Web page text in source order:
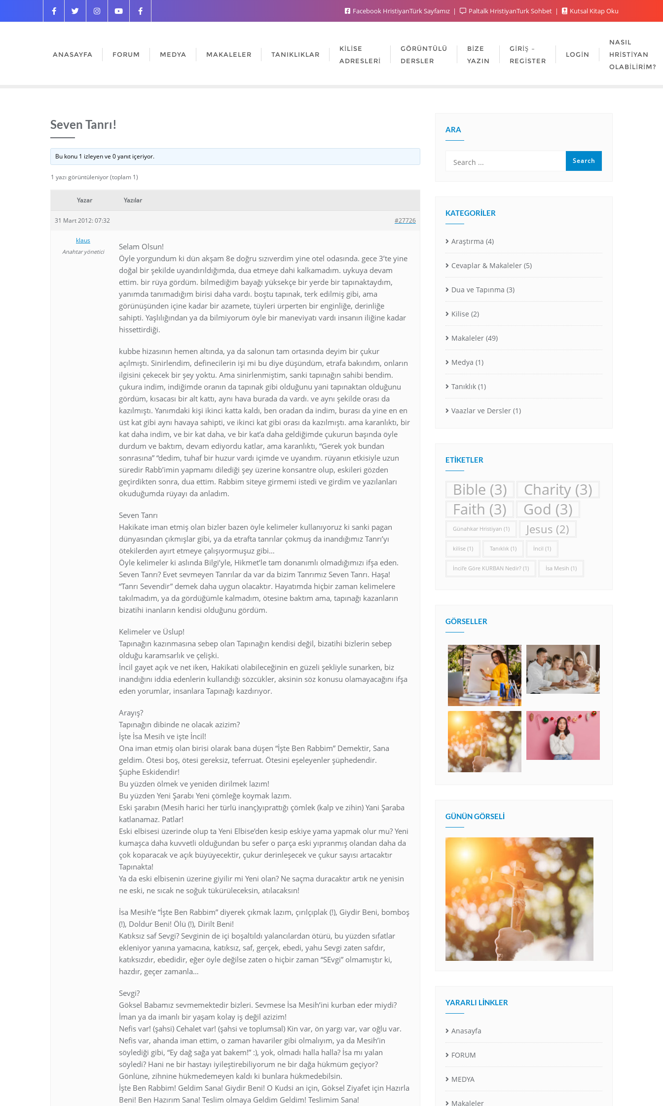
Facebook HristiyanTürk Sayfamız Paltalk HristiyanTurk Sohbet Kutsal Kitap Oku
ANASAYFA FORUM MEDYA MAKALELER TANIKLIKLAR
KILISE
ADRESLERI
GÖRÜNTÜLÜ
DERSLER
BIZE
YAZIN
GIRIŞ –
REGISTER
LOGIN
NASIL
HRISTIYAN
OLABILIRIM?
Seven Tanrı!
Bu konu 1 izleyen ve 0 yanıt içeriyor.
1 yazı görüntüleniyor (toplam 1)
Yazar Yazılar
31 Mart 2012: 07:32 #27726
klaus
Anahtar yönetici
Selam Olsun!
Öyle yorgundum ki dün akşam 8e doğru sızıverdim yine otel odasında. gece 3’te yine
doğal bir şekilde uyandırıldığımda, dua etmeye dahi kalkamadım. uykuya devam
ettim. bir rüya gördüm. bilmediğim bayağı yüksekçe bir yerde bir tapınaktaydım,
yanımda tanımadığım birisi daha vardı. boştu tapınak, terk edilmiş gibi, ama
görünüşünden içine kadar bir azamete, tüyleri ürperten bir enginliğe, derinliğe
sahipti. Yaşlılığından ya da bilmiyorum öyle bir maneviyatı vardı insanın iliğine kadar
hissettirdiği.
kubbe hizasının hemen altında, ya da salonun tam ortasında deyim bir çukur
açılmıştı. Sinirlendim, definecilerin işi mi bu diye düşündüm, etrafa bakındım, onların
ilgisini çekecek bir şey yoktu. Ama sinirlenmiştim, sanki tapınağın sahibi bendim.
çukura indim, indiğimde oranın da tapınak gibi olduğunu yani tapınaktan olduğunu
gördüm, kısacası bir alt kattı, aynı hava burada da vardı. ve aynı şekilde orası da
kazılmıştı. Yanımdaki kişi ikinci katta kaldı, ben oradan da indim, burası da yine en en
üst kat gibi aynı havaya sahipti, ve ikinci kat gibi orası da kazılmıştı. ama karanlıktı, bir
kat daha indim, ve bir kat daha, ve bir kat’a daha geldiğimde çukurun başında öyle
durdum ve baktım, devam ediyordu katlar, ama karanlıktı, “Gerek yok bundan
sonrasına” “dedim, tuhaf bir huzur vardı içimde ve uyandım. rüyanın etkisiyle uzun
süredir Rabb’imin yapmamı dilediği şey üzerine konsantre olup, eskileri gözden
geçirdikten sonra, dua ettim. Rabbim siteye girmemi istedi ve girdim ve yazılanları
okuduğumda rüyayı da anladım.
Seven Tanrı
Hakikate iman etmiş olan bizler bazen öyle kelimeler kullanıyoruz ki sanki pagan
dünyasından çıkmışlar gibi, ya da etrafta tanrılar çokmuş da inandığımız Tanrı’yı
ötekilerden ayırt etmeye çalışıyormuşuz gibi…
Öyle kelimeler ki aslında Bilgi’yle, Hikmet’le tam donanımlı olmadığımızı ifşa eden.
Seven Tanrı? Evet sevmeyen Tanrılar da var da bizim Tanrımız Seven Tanrı. Haşa!
“Tanrı Sevendir” demek daha uygun olacaktır. Hayatımda hiçbir zaman kelimelere
takılmadım, ya da gördüğümle kalmadım, ötesine baktım ama, tapınağı kazanların
bizatihi inanların kendisi olduğunu gördüm.
Kelimeler ve Üslup!
Tapınağın kazınmasına sebep olan Tapınağın kendisi değil, bizatihi bizlerin sebep
olduğu karamsarlık ve çelişki.
İncil gayet açık ve net iken, Hakikati olabileceğinin en güzeli şekliyle sunarken, biz
inandığını iddia edenlerin kullandığı sözcükler, aksinin söz konusu olamayacağını ifşa
eden yorumlar, insanlara Tapınağı kazdırıyor.
Arayış?
Tapınağın dibinde ne olacak azizim?
İşte İsa Mesih ve işte İncil!
Ona iman etmiş olan birisi olarak bana düşen “İşte Ben Rabbim” Demektir, Sana
geldim. Ötesi boş, ötesi gereksiz, teferruat. Ötesini eşeleyenler şüphedendir.
Şüphe Eskidendir!
Bu yüzden ölmek ve yeniden dirilmek lazım!
Bu yüzden Yeni Şarabı Yeni çömleğe koymak lazım.
Eski şarabın (Mesih harici her türlü inanç)yıprattığı çömlek (kalp ve zihin) Yani Şaraba
katlanamaz. Patlar!
Eski elbisesi üzerinde olup ta Yeni Elbise’den kesip eskiye yama yapmak olur mu? Yeni
kumaşca daha kuvvetli olduğundan bu sefer o parça eski yıpranmış olandan daha da
çok koparacak ve açık büyüyecektir, çukur derinleşecek ve çukur sayısı artacaktır
Tapınakta!
Ya da eski elbisenin üzerine giyilir mi Yeni olan? Ne saçma duracaktır artık ne yenisin
ne eski, ne sıcak ne soğuk tükürüleceksin, atılacaksın!
İsa Mesih’e “İşte Ben Rabbim” diyerek çıkmak lazım, çırılçıplak (!), Giydir Beni, bomboş
(!), Doldur Beni! Ölü (!), Dirilt Beni!
Katıksız saf Sevgi? Sevginin de içi boşaltıldı yalancılardan ötürü, bu yüzden sıfatlar
ekleniyor yanına yamacına, katıksız, saf, gerçek, ebedi, yahu Sevgi zaten safdır,
katıksızdır, ebedidir, eğer öyle değilse zaten o hiçbir zaman “SEvgi” olmamıştır ki,
hazdır, geçer zamanla…
Sevgi?
Göksel Babamız sevmemektedir bizleri. Sevmese İsa Mesih’ini kurban eder miydi?
İman ya da imanlı bir yaşam kolay iş değil azizim!
Nefis var! (şahsi) Cehalet var! (şahsi ve toplumsal) Kin var, ön yargı var, var oğlu var.
Nefis var, ahanda iman ettim, o zaman havariler gibi olmalıyım, ya da Mesih’in
söylediği gibi, “Ey dağ sağa yat bakem!” :), yok, olmadı halla halla? İsa mı yalan
söyledi? Hani ne bir hastayı iyileştirebiliyorum ne bir dağa hükmüm geçiyor?
Gönlüne, zihnine hükmedemeyen kaldı ki bunlara hükmedebilsin.
İşte Ben Rabbim! Geldim Sana! Giydir Beni! O Kudsi an için, Göksel Ziyafet için Hazırla
Beni! Ben Hazırım Sana! Teslim olmaya Geldim Geldim! Teslimim Sana!
ARA
KATEGORILER
Araştırma (4)
Cevaplar & Makaleler (5)
Dua ve Tapınma (3)
Kilise (2)
Makaleler (49)
Medya (1)
Tanıklık (1)
Vaazlar ve Dersler (1)
ETIKETLER
Bible (3) Charity (3)
Faith (3) God (3)
Günahkar Hristiyan (1) Jesus (2)
kilise (1) Tanıklık (1) İncil (1)
İncil’e Göre KURBAN Nedir? (1) İsa Mesih (1)
GÖRSELLER
GÜNÜN GÖRSELI
YARARLI LINKLER
Anasayfa
FORUM
MEDYA
Makaleler